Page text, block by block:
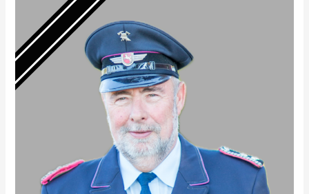
Feuerwehr
Herzlake
trauert
um
Hans